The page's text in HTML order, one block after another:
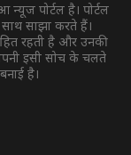
न्यूज पोर्टल है। पोर्टल
साझा करते हैं।
रहती है और उनकी
इसी सोच के चलते
है।